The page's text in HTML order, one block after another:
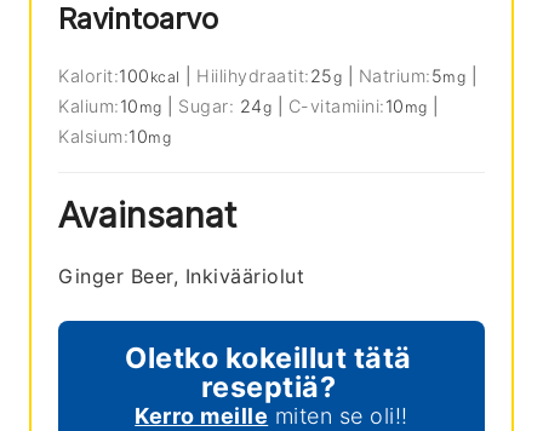
Ravintoarvo
Kalorit:100 kcal Hiilihydraatit:25g Natrium:5mg
Kalium:10 mg Sugar: 24g C-vitamiini:10 mg
Kalsium:10mg
Avainsanat
Ginger Beer, Inkivääriolut
Oletko kokeillut tätä
reseptiä?
Kerro meille miten se oli!!